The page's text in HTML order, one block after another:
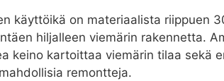
käyttöikä on materiaalista riippuen
hiljalleen viemärin rakennetta.
keino kartoittaa viemärin tilaa sekä
mahdollisia remontteja.